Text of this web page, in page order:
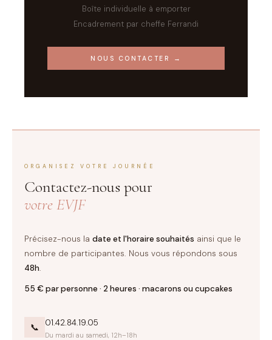
Boîte individuelle à emporter
Encadrement par cheffe Ferrandi
NOUS CONTACTER →
ORGANISEZ VOTRE JOURNÉE
Contactez-nous pour
votre EVJF
Précisez-nous ladate et l'horaire souhaités ainsi que le
nombre de participantes. Nous vous répondons sous
48h.
55 € par personne · 2 heures · macarons ou cupcakes
📞 01.42.84.19.05
Du mardi au samedi, 12h–18h